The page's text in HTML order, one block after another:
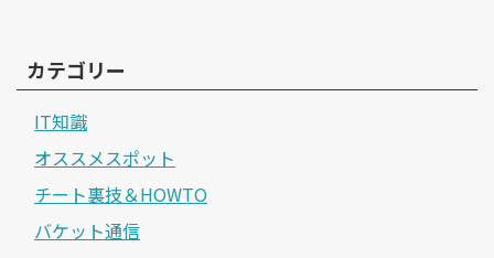
カテゴリー
IT知識
オススメスポット
チート裏技＆HOWTO
バケット通信